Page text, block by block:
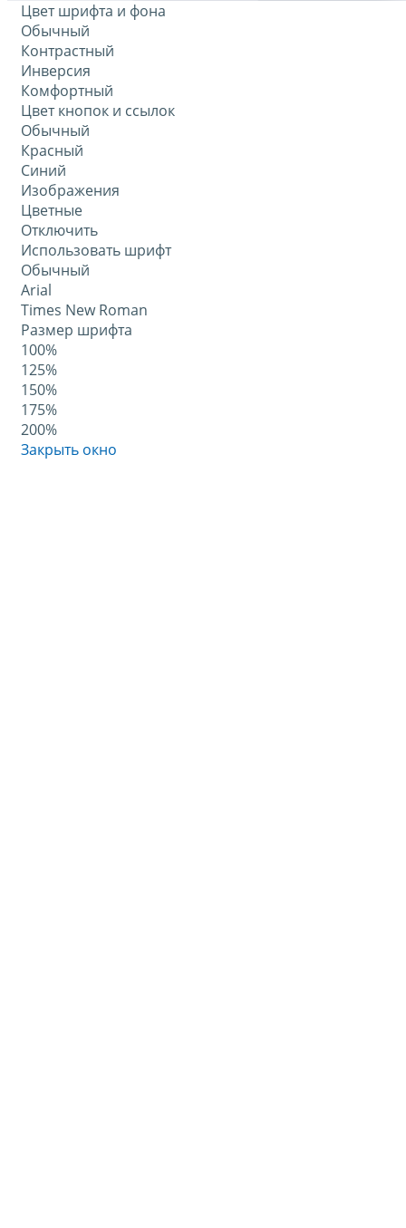
Цвет шрифта и фона
Обычный
Контрастный
Инверсия
Комфортный
Цвет кнопок и ссылок
Обычный
Красный
Синий
Изображения
Цветные
Отключить
Использовать шрифт
Обычный
Arial
Times New Roman
Размер шрифта
100%
125%
150%
175%
200%
Закрыть окно